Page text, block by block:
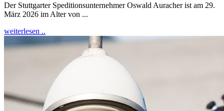
Der Stuttgarter Speditionsunternehmer Oswald Auracher ist am 29.
März 2026 im Alter von ...
weiterlesen ..